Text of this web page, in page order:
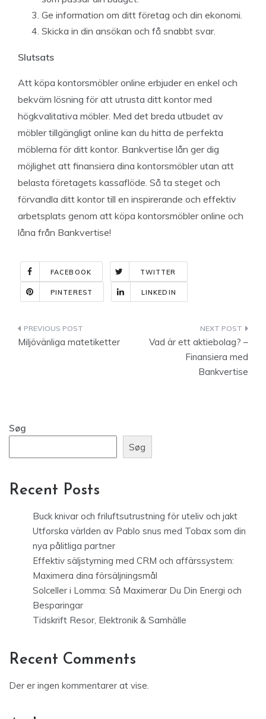
Ge information om ditt företag och din ekonomi.
Skicka in din ansökan och få snabbt svar.
Slutsats
Att köpa kontorsmöbler online erbjuder en enkel och
bekväm lösning för att utrusta ditt kontor med
högkvalitativa möbler. Med det breda utbudet av
möbler tillgängligt online kan du hitta de perfekta
möblerna för ditt kontor. Bankvertise lån ger dig
möjlighet att finansiera dina kontorsmöbler utan att
belasta företagets kassaflöde. Så ta steget och
förvandla ditt kontor till en inspirerande och effektiv
arbetsplats genom att köpa kontorsmöbler online och
låna från Bankvertise!
FACEBOOK TWITTER
PINTEREST LINKEDIN
Indlægsnavigation
Miljövänliga matetiketter
Vad är ett aktiebolag? –
Finansiera med
Bankvertise
Søg
Søg
Recent Posts
Buck knivar och friluftsutrustning för uteliv och jakt
Utforska världen av Pablo snus med Tobax som din
nya pålitliga partner
Effektiv säljstyrning med CRM och affärssystem:
Maximera dina försäljningsmål
Solceller i Lomma: Så Maximerar Du Din Energi och
Besparingar
Tidskrift Resor, Elektronik & Samhälle
Recent Comments
Der er ingen kommentarer at vise.